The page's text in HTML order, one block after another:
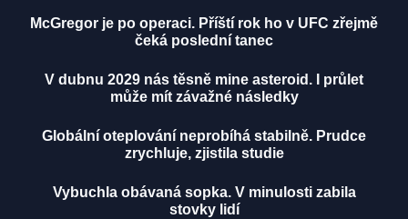
McGregor je po operaci. Příští rok ho v UFC zřejmě
čeká poslední tanec
V dubnu 2029 nás těsně mine asteroid. I průlet
může mít závažné následky
Globální oteplování neprobíhá stabilně. Prudce
zrychluje, zjistila studie
Vybuchla obávaná sopka. V minulosti zabila
stovky lidí